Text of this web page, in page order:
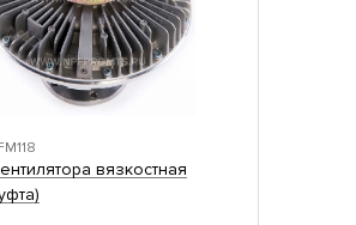
вязкостная